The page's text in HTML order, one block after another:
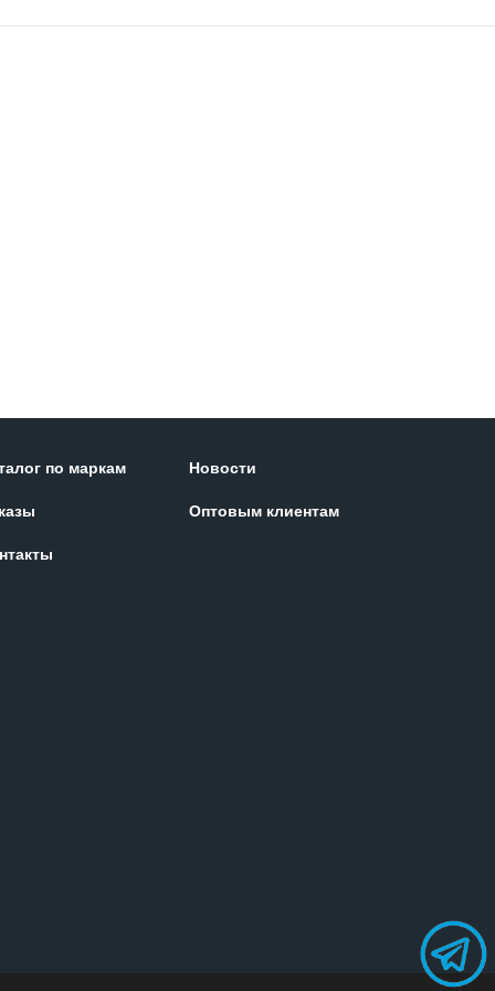
по маркам
Новости
Оптовым клиентам